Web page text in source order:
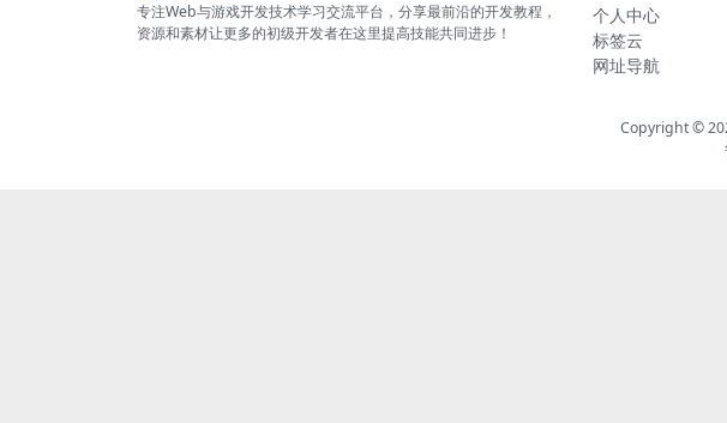
专注Web与游戏开发技术学习交流平台，分享最前沿的开发教程，
资源和素材让更多的初级开发者在这里提高技能共同进步！
个人中心
标签云
网址导航
Copyright ©